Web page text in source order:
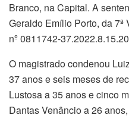
Branco, na Capital. A
Geraldo Emílio Porto, da
nº 0811742-
O magistrado condenou
37 anos e seis meses de
Lustosa a 35 anos e cinco
Dantas Venâncio a 26